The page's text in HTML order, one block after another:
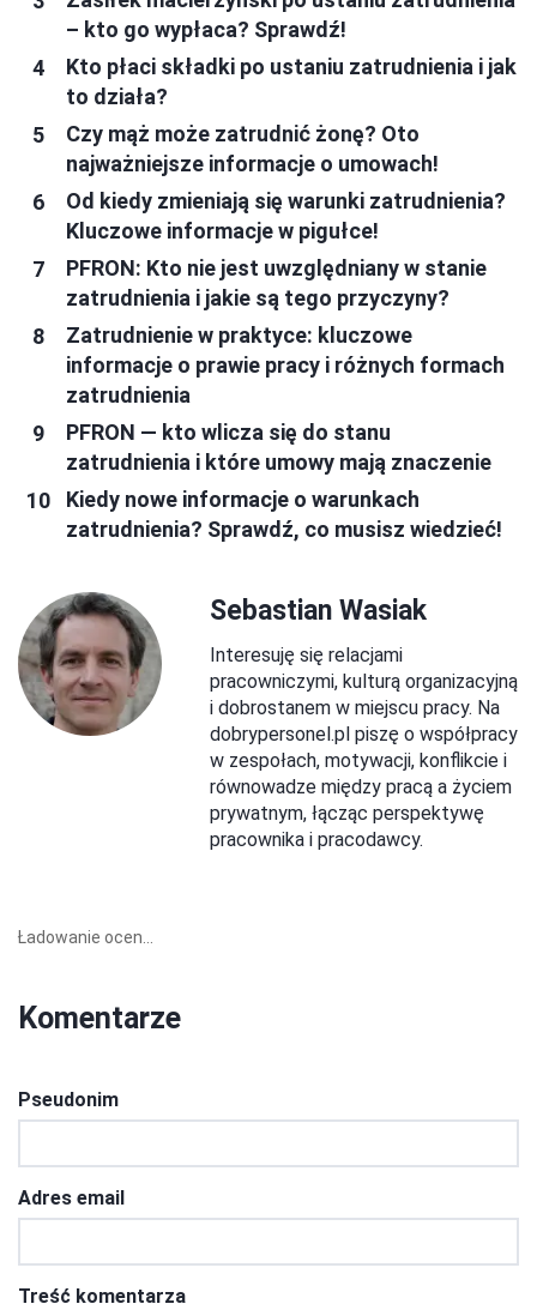
– kto go wypłaca? Sprawdź!
Kto płaci składki po ustaniu zatrudnienia i jak
to działa?
Czy mąż może zatrudnić żonę? Oto
najważniejsze informacje o umowach!
Od kiedy zmieniają się warunki zatrudnienia?
Kluczowe informacje w pigułce!
PFRON: Kto nie jest uwzględniany w stanie
zatrudnienia i jakie są tego przyczyny?
Zatrudnienie w praktyce: kluczowe
informacje o prawie pracy i różnych formach
zatrudnienia
PFRON — kto wlicza się do stanu
zatrudnienia i które umowy mają znaczenie
Kiedy nowe informacje o warunkach
zatrudnienia? Sprawdź, co musisz wiedzieć!
Sebastian Wasiak
Interesuję się relacjami
pracowniczymi, kulturą organizacyjną
i dobrostanem w miejscu pracy. Na
dobrypersonel.pl piszę o współpracy
w zespołach, motywacji, konflikcie i
równowadze między pracą a życiem
prywatnym, łącząc perspektywę
pracownika i pracodawcy.
Ładowanie ocen...
Komentarze
Pseudonim
Adres email
Treść komentarza